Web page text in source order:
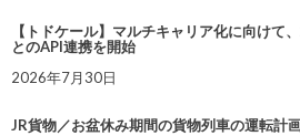
【トドケール】マルチキャリア化に向けて
とのAPI連携を開始
2026年7月30日
JR貨物／お盆休み期間の貨物列車の運転計